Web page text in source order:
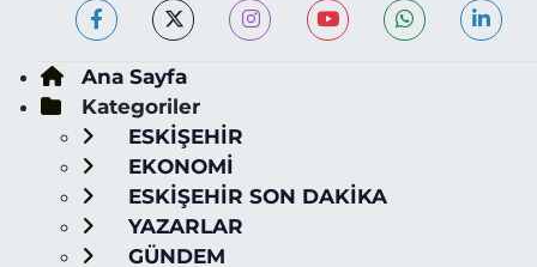
Ana Sayfa
Kategoriler
ESKİŞEHİR
EKONOMİ
ESKİŞEHİR SON DAKİKA
YAZARLAR
GÜNDEM